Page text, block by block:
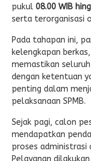
pukul 08.00 WIB
serta terorganisasi
Pada tahapan ini,
kelengkapan
memastikan
dengan ketentuan
penting dalam
pelaksanaan SPMB.
Sejak pagi, calon
mendapatkan
proses administrasi
Pelayanan